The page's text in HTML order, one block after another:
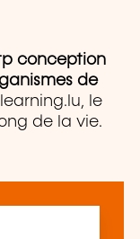
conception
de
le
de la vie.